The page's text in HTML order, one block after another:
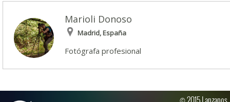
Marioli Donoso
Madrid, España
Fotógrafa profesional